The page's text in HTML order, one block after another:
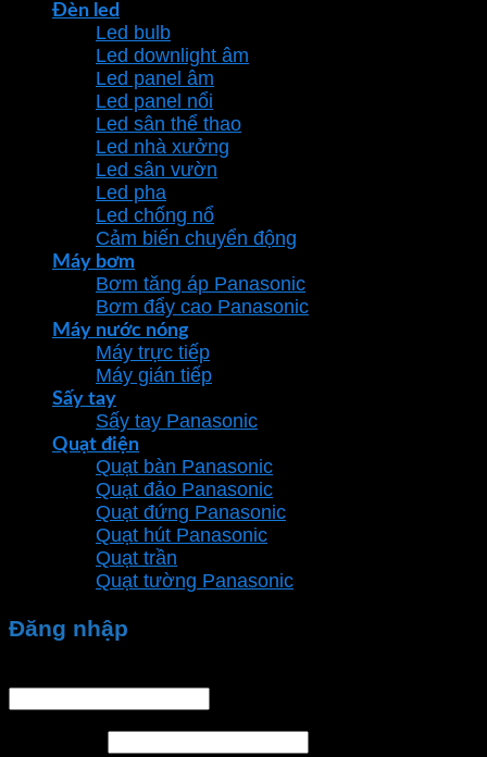
Đèn led
Led bulb
Led downlight âm
Led panel âm
Led panel nổi
Led sân thể thao
Led nhà xưởng
Led sân vườn
Led pha
Led chống nổ
Cảm biến chuyển động
Máy bơm
Bơm tăng áp Panasonic
Bơm đẩy cao Panasonic
Máy nước nóng
Máy trực tiếp
Máy gián tiếp
Sấy tay
Sấy tay Panasonic
Quạt điện
Quạt bàn Panasonic
Quạt đảo Panasonic
Quạt đứng Panasonic
Quạt hút Panasonic
Quạt trần
Quạt tường Panasonic
Đăng nhập